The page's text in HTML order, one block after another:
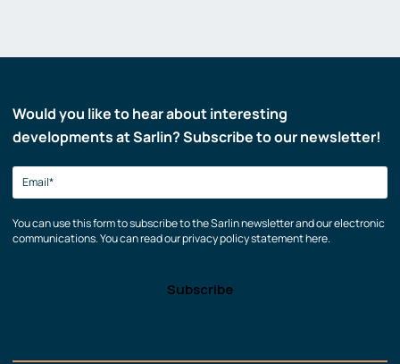
Would you like to hear about interesting
developments at Sarlin? Subscribe to our newsletter!
You can use this form to subscribe to the Sarlin newsletter and our electronic
communications. You can read our privacy policy statement here.